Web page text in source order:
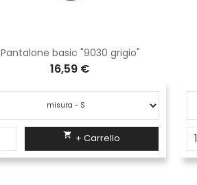
Pantalone basic "9030 grigio"
16,59 €
 + Carrello